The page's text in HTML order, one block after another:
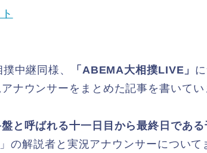
中継同様、 「ABEMA大相撲LIVE」
ナウンサーをまとめた記事を書いてい
と呼ばれる十一日目から最終日であ
の解説者と実況アナウンサーについて